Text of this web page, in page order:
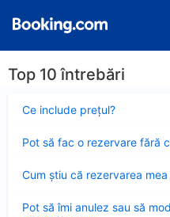
Top 10 întrebări
Ce include preţul?
închis
Pot să fac o rezervare fără
închis
Cum ştiu că rezervarea
închis
Pot să îmi anulez sau să
închis